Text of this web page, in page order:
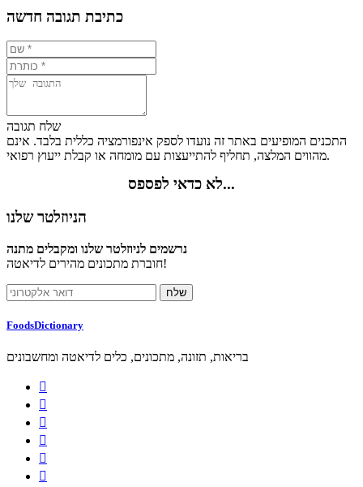
כתיבת תגובה חדשה
שלח תגובה
התכנים המופיעים באתר זה נועדו לספק אינפורמציה כללית בלבד. אינם
מהווים המלצה, תחליף להתייעצות עם מומחה או קבלת ייעוץ רפואי.
לא כדאי לפספס...
הניוזלטר שלנו
נרשמים לניוזלטר שלנו ומקבלים מתנה
חוברת מתכונים מהירים לדיאטה!
FoodsDictionary
בריאות, תזונה, מתכונים, כלים לדיאטה ומחשבונים





